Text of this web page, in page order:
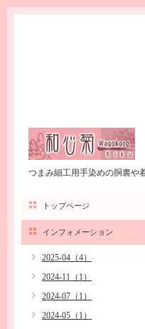
つまみ細工用手染めの胴裏や
トップページ
インフォメーション
2025-04（4）
2024-11（1）
2024-07（1）
2024-05（1）